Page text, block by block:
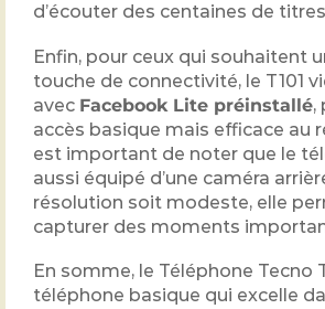
d’écouter des centaines de
Enfin, pour ceux qui souhaitent
touche de connectivité, le T101
avec Facebook Lite préinstallé,
accès basique mais efficace au
est important de noter que le
aussi équipé d’une caméra
résolution soit modeste, elle
capturer des moments
En somme, le Téléphone Tecno
téléphone basique qui excelle